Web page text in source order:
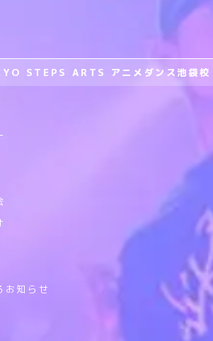
STEPS ARTS アニメダンス池袋校
お知らせ